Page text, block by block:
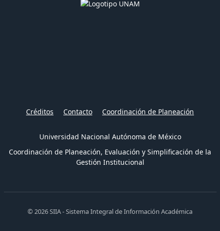
Créditos Contacto Coordinación de Planeación
Universidad Nacional Autónoma de México
Coordinación de Planeación, Evaluación y Simplificación de la
Gestión Institucional
© 2026 SIIA - Sistema Integral de Información Académica